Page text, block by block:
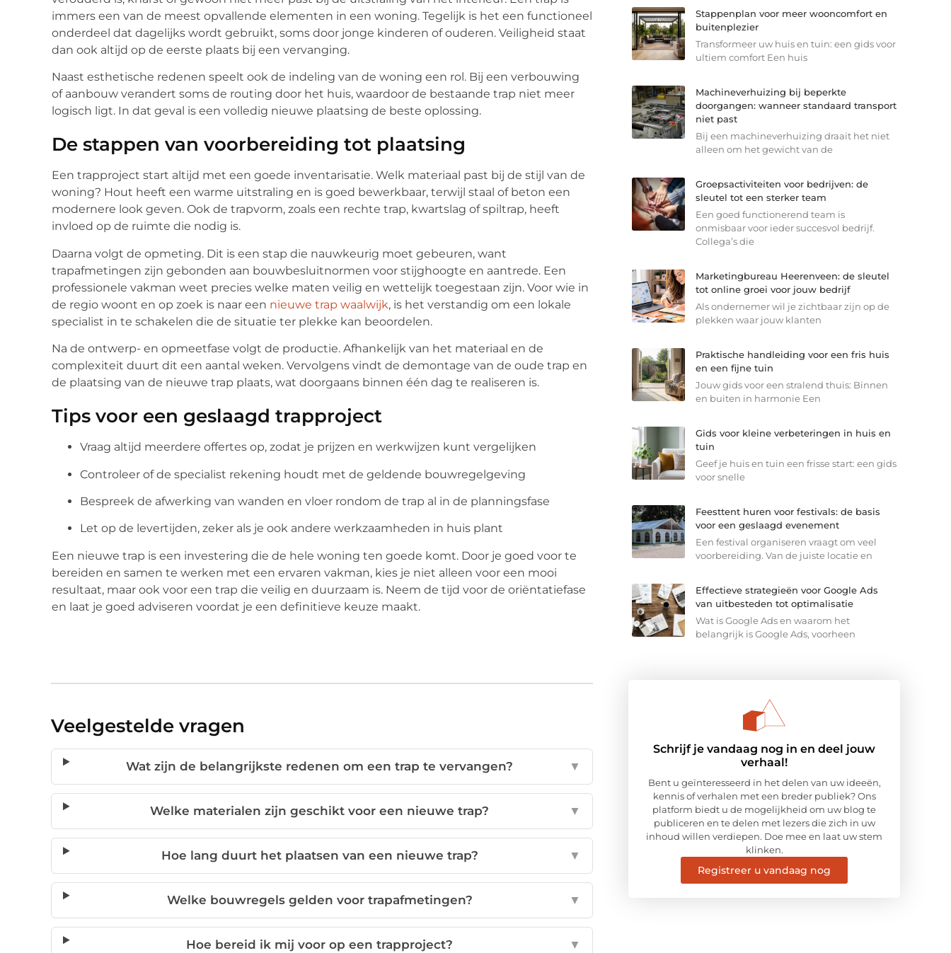
immers een van de meest opvallende elementen in een woning. Tegelijk is het een functioneel
onderdeel dat dagelijks wordt gebruikt, soms door jonge kinderen of ouderen. Veiligheid staat
dan ook altijd op de eerste plaats bij een vervanging.
Naast esthetische redenen speelt ook de indeling van de woning een rol. Bij een verbouwing
of aanbouw verandert soms de routing door het huis, waardoor de bestaande trap niet meer
logisch ligt. In dat geval is een volledig nieuwe plaatsing de beste oplossing.
De stappen van voorbereiding tot plaatsing
Een trapproject start altijd met een goede inventarisatie. Welk materiaal past bij de stijl van de
woning? Hout heeft een warme uitstraling en is goed bewerkbaar, terwijl staal of beton een
modernere look geven. Ook de trapvorm, zoals een rechte trap, kwartslag of spiltrap, heeft
invloed op de ruimte die nodig is.
Daarna volgt de opmeting. Dit is een stap die nauwkeurig moet gebeuren, want
trapafmetingen zijn gebonden aan bouwbesluitnormen voor stijghoogte en aantrede. Een
professionele vakman weet precies welke maten veilig en wettelijk toegestaan zijn. Voor wie in
de regio woont en op zoek is naar een nieuwe trap waalwijk, is het verstandig om een lokale
specialist in te schakelen die de situatie ter plekke kan beoordelen.
Na de ontwerp- en opmeetfase volgt de productie. Afhankelijk van het materiaal en de
complexiteit duurt dit een aantal weken. Vervolgens vindt de demontage van de oude trap en
de plaatsing van de nieuwe trap plaats, wat doorgaans binnen één dag te realiseren is.
Tips voor een geslaagd trapproject
Vraag altijd meerdere offertes op, zodat je prijzen en werkwijzen kunt vergelijken
Controleer of de specialist rekening houdt met de geldende bouwregelgeving
Bespreek de afwerking van wanden en vloer rondom de trap al in de planningsfase
Let op de levertijden, zeker als je ook andere werkzaamheden in huis plant
Een nieuwe trap is een investering die de hele woning ten goede komt. Door je goed voor te
bereiden en samen te werken met een ervaren vakman, kies je niet alleen voor een mooi
resultaat, maar ook voor een trap die veilig en duurzaam is. Neem de tijd voor de oriëntatiefase
en laat je goed adviseren voordat je een definitieve keuze maakt.
Veelgestelde vragen
Wat zijn de belangrijkste redenen om een trap te vervangen? ▼
Welke materialen zijn geschikt voor een nieuwe trap? ▼
Hoe lang duurt het plaatsen van een nieuwe trap? ▼
Welke bouwregels gelden voor trapafmetingen? ▼
Hoe bereid ik mij voor op een trapproject? ▼
Stappenplan voor meer wooncomfort en
buitenplezier
Transformeer uw huis en tuin: een gids voor
ultiem comfort Een huis
Machineverhuizing bij beperkte
doorgangen: wanneer standaard transport
niet past
Bij een machineverhuizing draait het niet
alleen om het gewicht van de
Groepsactiviteiten voor bedrijven: de
sleutel tot een sterker team
Een goed functionerend team is
onmisbaar voor ieder succesvol bedrijf.
Collega’s die
Marketingbureau Heerenveen: de sleutel
tot online groei voor jouw bedrijf
Als ondernemer wil je zichtbaar zijn op de
plekken waar jouw klanten
Praktische handleiding voor een fris huis
en een fijne tuin
Jouw gids voor een stralend thuis: Binnen
en buiten in harmonie Een
Gids voor kleine verbeteringen in huis en
tuin
Geef je huis en tuin een frisse start: een gids
voor snelle
Feesttent huren voor festivals: de basis
voor een geslaagd evenement
Een festival organiseren vraagt om veel
voorbereiding. Van de juiste locatie en
Effectieve strategieën voor Google Ads
van uitbesteden tot optimalisatie
Wat is Google Ads en waarom het
belangrijk is Google Ads, voorheen
Schrijf je vandaag nog in en deel jouw
verhaal!
Bent u geïnteresseerd in het delen van uw ideeën,
kennis of verhalen met een breder publiek? Ons
platform biedt u de mogelijkheid om uw blog te
publiceren en te delen met lezers die zich in uw
inhoud willen verdiepen. Doe mee en laat uw stem
klinken.
Registreer u vandaag nog